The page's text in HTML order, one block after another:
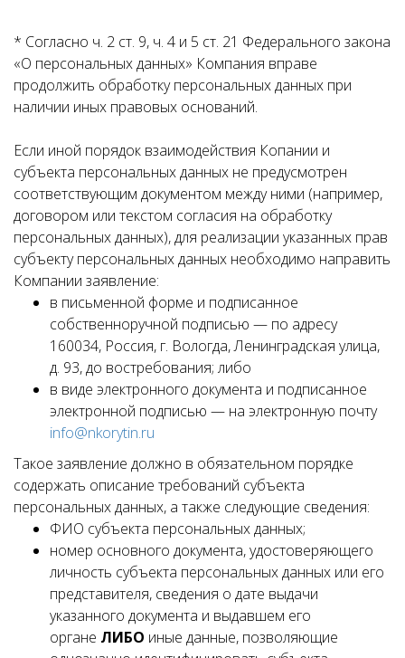
* Согласно ч. 2 ст. 9, ч. 4 и 5 ст. 21 Федерального закона
«О персональных данных» Компания вправе
продолжить обработку персональных данных при
наличии иных правовых оснований.
Если иной порядок взаимодействия Копании и
субъекта персональных данных не предусмотрен
соответствующим документом между ними (например,
договором или текстом согласия на обработку
персональных данных), для реализации указанных прав
субъекту персональных данных необходимо направить
Компании заявление:
в письменной форме и подписанное
собственноручной подписью — по адресу
160034, Россия, г. Вологда, Ленинградская улица,
д. 93, до востребования; либо
в виде электронного документа и подписанное
электронной подписью — на электронную почту
info@nkorytin.ru
Такое заявление должно в обязательном порядке
содержать описание требований субъекта
персональных данных, а также следующие сведения:
ФИО субъекта персональных данных;
номер основного документа, удостоверяющего
личность субъекта персональных данных или его
представителя, сведения о дате выдачи
указанного документа и выдавшем его
органе ЛИБО иные данные, позволяющие